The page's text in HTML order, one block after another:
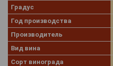
Градус
Год производства
Производитель
Вид вина
Сорт винограда